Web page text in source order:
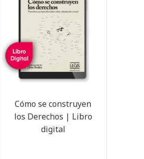
Cómo se construyen
los Derechos | Libro
digital